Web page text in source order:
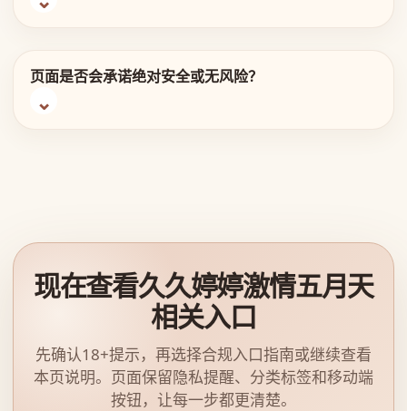
页面是否会承诺绝对安全或无风险？
现在查看久久婷婷激情五月天
相关入口
先确认18+提示，再选择合规入口指南或继续查看
本页说明。页面保留隐私提醒、分类标签和移动端
按钮，让每一步都更清楚。